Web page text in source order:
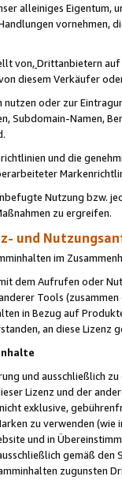
alleiniges
vornehmen,
von,Drittanbietern auf
diesem Verkäufer
oder zur
Subdomain-Namen,
und die
Nutzung bzw.
zu ergreifen.
und
im
dem Aufrufen oder
Tools (zusammen
in Bezug auf
an diese Lizenz
und ausschließlich
Lizenz und der
exklusive,
zu verwenden
und in
gemäß
zugunsten